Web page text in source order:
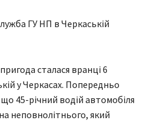
ГУ НП в Черкаській
сталася вранці 6
у Черкасах. Попередньо
45-річний водій автомобіля
неповнолітнього, який